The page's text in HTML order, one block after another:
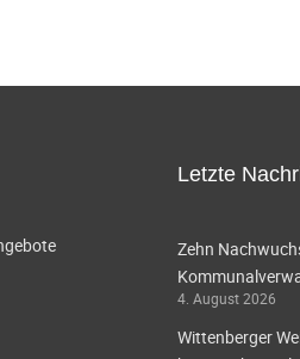
Letzte
Zehn
4. August 2026
Wittenberger